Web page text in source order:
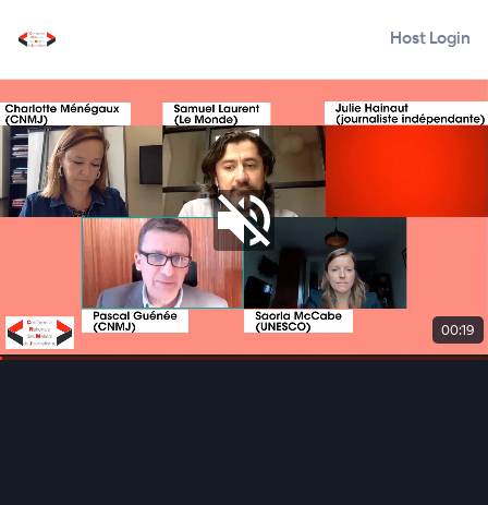
Host Login
00:19